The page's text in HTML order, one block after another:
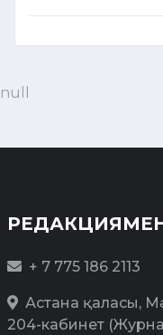
null
+ 7 775 186 2113
Астана қаласы,
204-кабинет